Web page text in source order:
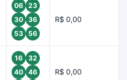
06
23
30
36
53
56
R$ 0,00
16
32
40
46
R$ 0,00